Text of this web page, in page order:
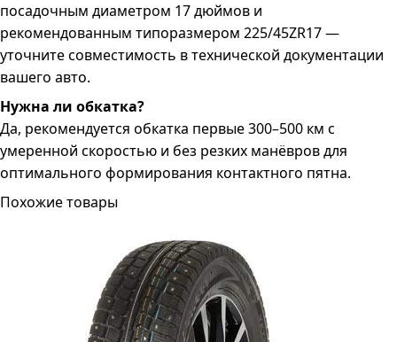
посадочным диаметром 17 дюймов и
рекомендованным типоразмером 225/45ZR17 —
уточните совместимость в технической документации
вашего авто.
Нужна ли обкатка?
Да, рекомендуется обкатка первые 300–500 км с
умеренной скоростью и без резких манёвров для
оптимального формирования контактного пятна.
Похожие товары